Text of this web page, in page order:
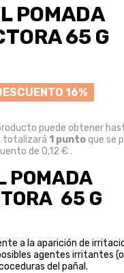
POMADA
65 G
16%
puede obtener
totalizará 1 puntoque se
de 0,12 €.
POMADA
65 G
a la aparición de
agentes irritantes
del pañal.